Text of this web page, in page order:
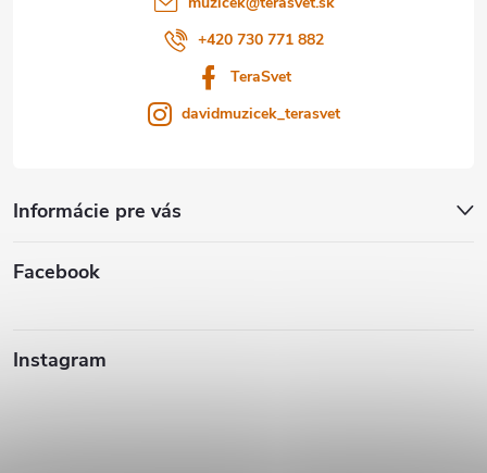
+420 730 771 882
TeraSvet
davidmuzicek_terasvet
Informácie pre vás
Facebook
Instagram